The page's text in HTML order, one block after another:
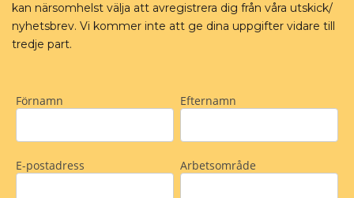
kan närsomhelst välja att avregistrera dig från våra utskick/
nyhetsbrev. Vi kommer inte att ge dina uppgifter vidare till
tredje part.